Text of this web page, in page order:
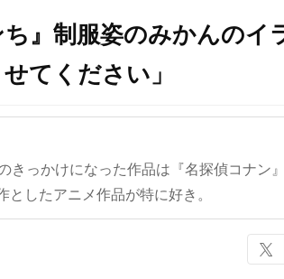
』制服姿のみかんのイ
てください」
きっかけになった作品は『名探偵コナン』
したアニメ作品が特に好き。